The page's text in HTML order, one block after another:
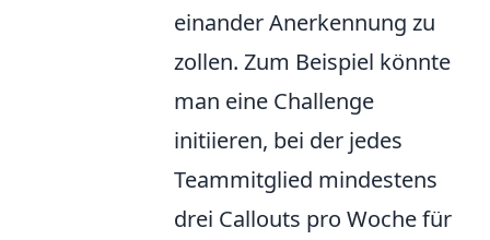
einander Anerkennung zu
zollen. Zum Beispiel könnte
man eine Challenge
initiieren, bei der jedes
Teammitglied mindestens
drei Callouts pro Woche für